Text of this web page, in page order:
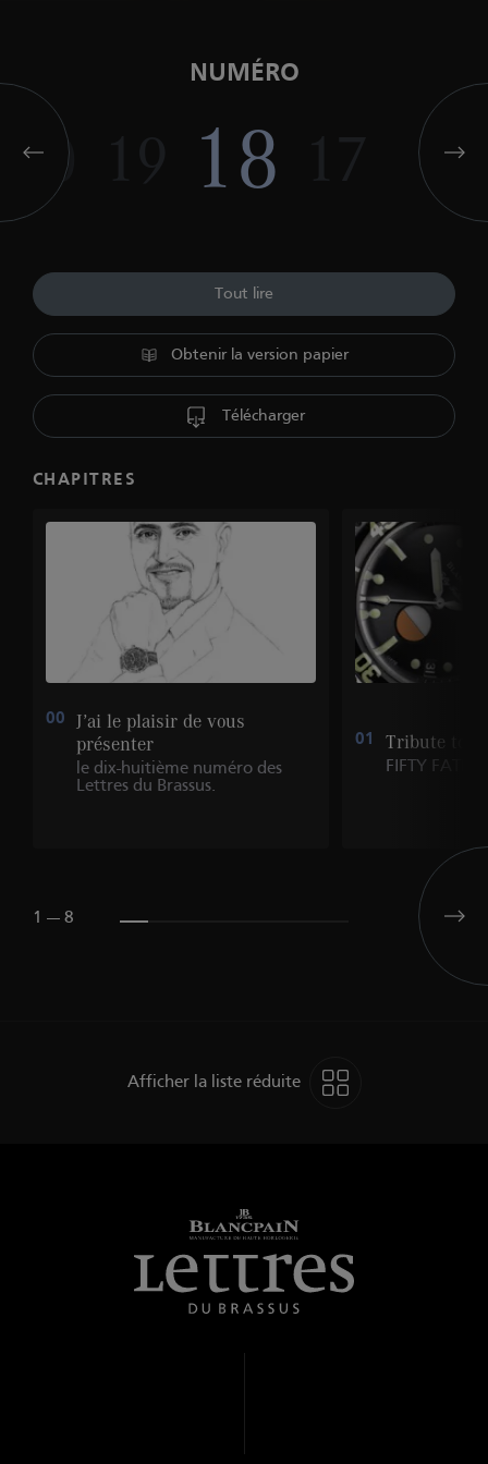
NUMÉRO
20 18 16
Tout lire
Obtenir la version papier
Télécharger
CHAPITRES
00
J’ai le plaisir de vous
présenter
le dix-huitième numéro des
Lettres du Brassus.
01 Tribute to
FIFTY
1 --- 8
Afficher la liste réduite